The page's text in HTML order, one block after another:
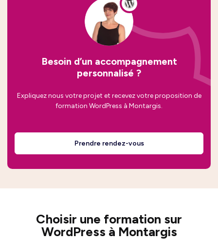
Besoin d’un accompagnement
personnalisé ?
Expliquez nous votre projet et recevez votre proposition de
formation WordPress à Montargis.
Prendre rendez-vous
Choisir une formation sur
WordPress à Montargis